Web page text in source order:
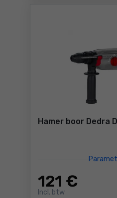
Hamer boor Dedra
121 €
Incl. btw